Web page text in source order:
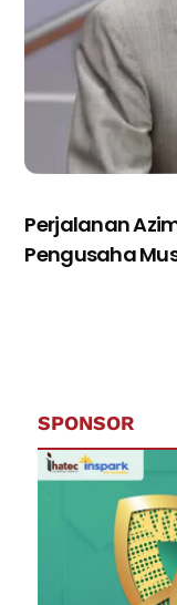
Perjalanan
Pengusaha
SPONSOR